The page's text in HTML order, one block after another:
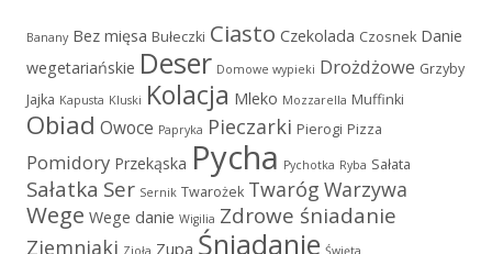
Banany Bez mięsa Bułeczki Ciasto Czekolada Czosnek Danie
wegetariańskie Deser Domowe wypieki Drożdżowe Grzyby
Jajka Kapusta Kluski Kolacja Mleko Mozzarella Muffinki
Obiad Owoce Papryka Pieczarki Pierogi Pizza
Pomidory Przekąska Pycha Pychotka Ryba Sałata
Sałatka Ser Sernik Twarożek Twaróg Warzywa
Wege Wege danie Wigilia Zdrowe śniadanie
Ziemniaki Zupa Śniadanie